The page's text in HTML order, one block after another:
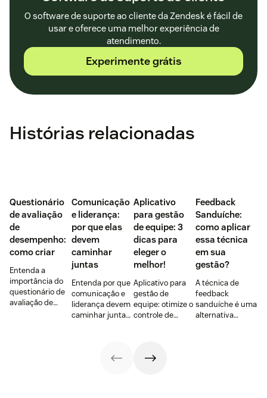
O software de suporte ao cliente da Zendesk é fácil de
usar e oferece uma melhor experiência de
atendimento.
Experimente grátis
Histórias relacionadas
Questionário
de avaliação
de
desempenho:
como criar
Entenda a
importância do
questionário de
avaliação de
Comunicação
e liderança:
por que elas
devem
caminhar
juntas
Entenda por que
comunicação e
liderança devem
caminhar juntas
promove uma
Aplicativo
para gestão
de equipe: 3
dicas para
eleger o
melhor!
Aplicativo para
gestão de
equipe: otimize o
controle de
e projetos
Feedback
Sanduíche:
como aplicar
essa técnica
em sua
gestão?
A técnica de
feedback
sanduíche é uma
alternativa